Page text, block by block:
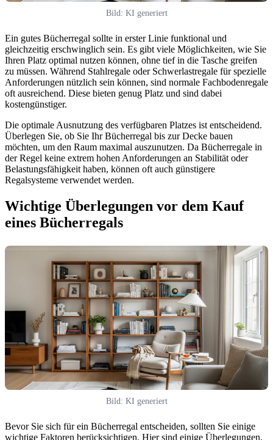
Bild: KI generiert
Ein gutes Bücherregal sollte in erster Linie funktional und
gleichzeitig erschwinglich sein. Es gibt viele Möglichkeiten, wie Sie
Ihren Platz optimal nutzen können, ohne tief in die Tasche greifen
zu müssen. Während Stahlregale oder Schwerlastregale für spezielle
Anforderungen nützlich sein können, sind normale Fachbodenregale
oft ausreichend. Diese bieten genug Platz und sind dabei
kostengünstiger.
Die optimale Ausnutzung des verfügbaren Platzes ist entscheidend.
Überlegen Sie, ob Sie Ihr Bücherregal bis zur Decke bauen
möchten, um den Raum maximal auszunutzen. Da Bücherregale in
der Regel keine extrem hohen Anforderungen an Stabilität oder
Belastungsfähigkeit haben, können oft auch günstigere
Regalsysteme verwendet werden.
Wichtige Überlegungen vor dem Kauf
eines Bücherregals
Bild: KI generiert
Bevor Sie sich für ein Bücherregal entscheiden, sollten Sie einige
wichtige Faktoren berücksichtigen. Hier sind einige Überlegungen,